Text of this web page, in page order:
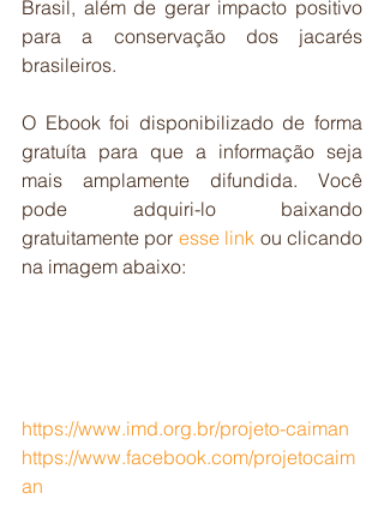
Brasil, além de gerar impacto positivo
para a conservação dos jacarés
brasileiros.
O Ebook foi disponibilizado de forma
gratuíta para que a informação seja
mais amplamente difundida. Você
pode adquiri-lo baixando
gratuitamente por esse link ou clicando
na imagem abaixo:
https://www.imd.org.br/projeto-caiman
https://www.facebook.com/projetocaim
an